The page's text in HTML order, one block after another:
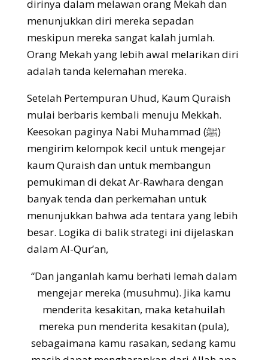
dirinya dalam melawan orang Mekah dan
menunjukkan diri mereka sepadan
meskipun mereka sangat kalah jumlah.
Orang Mekah yang lebih awal melarikan diri
adalah tanda kelemahan mereka.
Setelah Pertempuran Uhud, Kaum Quraish
mulai berbaris kembali menuju Mekkah.
Keesokan paginya Nabi Muhammad (ﷺ)
mengirim kelompok kecil untuk mengejar
kaum Quraish dan untuk membangun
pemukiman di dekat Ar-Rawhara dengan
banyak tenda dan perkemahan untuk
menunjukkan bahwa ada tentara yang lebih
besar. Logika di balik strategi ini dijelaskan
dalam Al-Qur’an,
“Dan janganlah kamu berhati lemah dalam
mengejar mereka (musuhmu). Jika kamu
menderita kesakitan, maka ketahuilah
mereka pun menderita kesakitan (pula),
sebagaimana kamu rasakan, sedang kamu